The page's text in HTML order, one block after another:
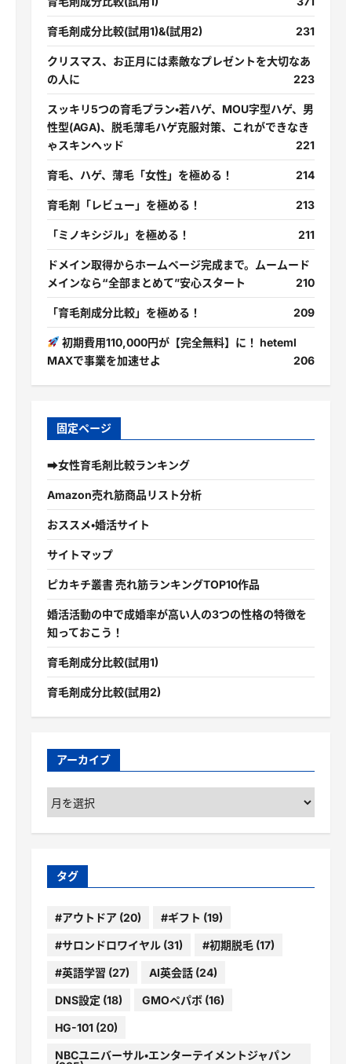
育毛剤成分比較(試用1)&(試用2) 231
クリスマス、お正月には素敵なプレゼントを大切なあ
の人に
223
スッキリ5つの育毛プラン・若ハゲ、MOU字型ハゲ、男
性型(AGA)、脱毛薄毛ハゲ克服対策、これができなき
ゃスキンヘッド
221
育毛、ハゲ、薄毛「女性」を極める！ 214
育毛剤「レビュー」を極める！ 213
「ミノキシジル」を極める！ 211
ドメイン取得からホームページ完成まで。ムームード
メインなら“全部まとめて”安心スタート
210
「育毛剤成分比較」を極める！ 209
初期費用110,000円が【完全無料】に！ heteml
MAXで事業を加速せよ
206
固定ページ
➡女性育毛剤比較ランキング
Amazon売れ筋商品リスト分析
おススメ・婚活サイト
サイトマップ
ピカキチ叢書 売れ筋ランキングTOP10作品
婚活活動の中で成婚率が高い人の3つの性格の特徴を
知っておこう！
育毛剤成分比較(試用1)
育毛剤成分比較(試用2)
アーカイブ
ア
ー
カ
ブ
タグ
#アウトドア(20) #ギフト (19)
#サロンドロワイヤル(31) #初期脱毛(17)
#英語学習 (27) AI英会話(24)
DNS設定 (18) GMOペパボ(16)
HG-101(20)
NBCユニバーサル・エンターテイメントジャパン